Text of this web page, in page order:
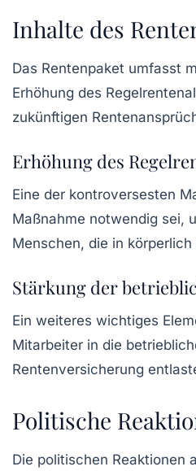
Inhalte des
Das Rentenpaket umfasst
Erhöhung des
zukünftigen
Erhöhung des
Eine der kontroversesten
Maßnahme notwendig sei,
Menschen, die in
Stärkung der
Ein weiteres wichtiges
Mitarbeiter in die
Rentenversicherung
Politische
Die politischen